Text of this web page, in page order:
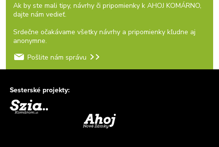
Ak by ste mali tipy, návrhy či pripomienky k AHOJ KOMÁRNO,
dajte nám vedieť.
Srdečne očakávame všetky návrhy a pripomienky kľudne aj
anonymne.
Pošlite nám správu
Sesterské projekty: